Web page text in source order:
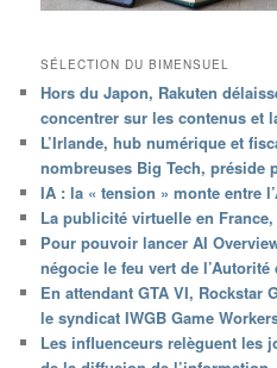
SÉLECTION DU BIMENSUEL
Hors du Japon, Rakuten
concentrer sur les contenus et
L’Irlande, hub numérique et
nombreuses Big Tech, préside
IA : la « tension » monte entre
La publicité virtuelle en
Pour pouvoir lancer AI
négocie le feu vert de
En attendant GTA VI, Rockstar
le syndicat IWGB Game
Les influenceurs relèguent les